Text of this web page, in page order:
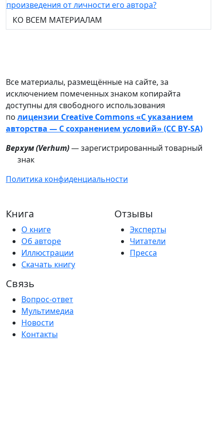
произведения от личности его автора?
КО ВСЕМ МАТЕРИАЛАМ
Все материалы, размещённые на сайте, за
исключением помеченных знаком копирайта
доступны для свободного использования
по лицензии Creative Commons «С указанием
авторства — С сохранением условий» (CC BY-SA)
Верхум (Verhum)— зарегистрированный товарный
знак
Политика конфиденциальности
Книга
О книге
Об авторе
Иллюстрации
Скачать книгу
Отзывы
Эксперты
Читатели
Пресса
Связь
Вопрос-ответ
Мультимедиа
Новости
Контакты